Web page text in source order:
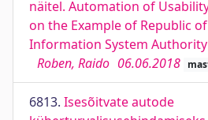
näitel. Automation of
on the Example of Republic
Information System Authority
Roben, Raido 06.06.2018
6813. Isesõitvate autode